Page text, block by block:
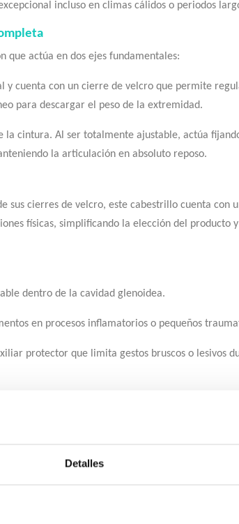
Detalles
incluso en climas cálidos o periodos
que actúa en dos ejes fundamentales:
y cuenta con un cierre de velcro que permite
para descargar el peso de la extremidad.
la cintura. Al ser totalmente ajustable, actúa
la articulación en absoluto reposo.
sus cierres de velcro, este cabestrillo cuenta con
físicas, simplificando la elección del producto
dentro de la cavidad glenoidea.
en procesos inflamatorios o pequeños
protector que limita gestos bruscos o lesivos
aliviando la fatiga en el cuello y la espalda.
anula los movimientos involuntarios del hombro.
retirar y regular el dispositivo de forma